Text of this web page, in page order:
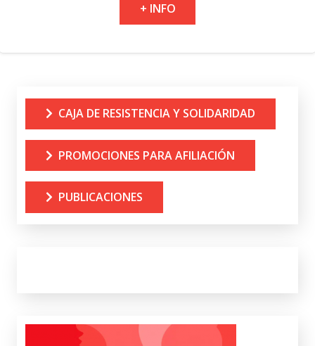
+ INFO
CAJA DE RESISTENCIA Y SOLIDARIDAD
PROMOCIONES PARA AFILIACIÓN
PUBLICACIONES